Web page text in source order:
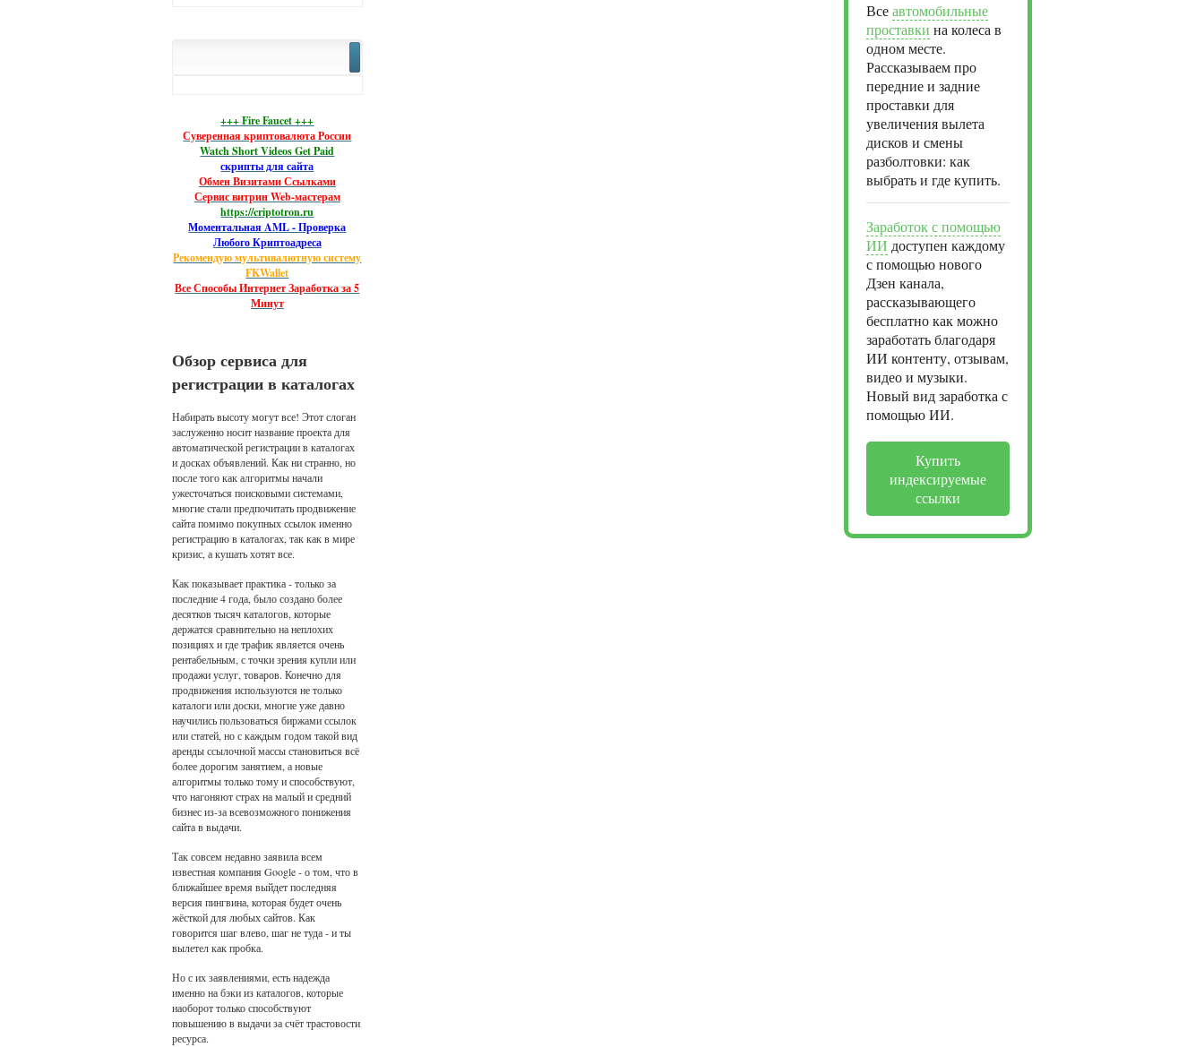
+++ Fire Faucet +++
Суверенная криптовалюта России
Watch Short Videos Get Paid
скрипты для сайта
Обмен Визитами Ссылками
Сервис витрин Web-мастерам
https://criptotron.ru
Моментальная AML - Проверка
Любого Криптоадреса
Рекомендую мультивалютную систему
FKWallet
Все Способы Интернет Заработка за 5
Минут
Обзор сервиса для
регистрации в каталогах
Набирать высоту могут все! Этот слоган
заслуженно носит название проекта для
автоматической регистрации в каталогах
и досках объявлений. Как ни странно, но
после того как алгоритмы начали
ужесточаться поисковыми системами,
многие стали предпочитать продвижение
сайта помимо покупных ссылок именно
регистрацию в каталогах, так как в мире
кризис, а кушать хотят все.
Как показывает практика - только за
последние 4 года, было создано более
десятков тысяч каталогов, которые
держатся сравнительно на неплохих
позициях и где трафик является очень
рентабельным, с точки зрения купли или
продажи услуг, товаров. Конечно для
продвижения используются не только
каталоги или доски, многие уже давно
научились пользоваться биржами ссылок
или статей, но с каждым годом такой вид
аренды ссылочной массы становиться всё
более дорогим занятием, а новые
алгоритмы только тому и способствуют,
что нагоняют страх на малый и средний
бизнес из-за всевозможного понижения
сайта в выдачи.
Так совсем недавно заявила всем
известная компания Google - о том, что в
ближайшее время выйдет последняя
версия пингвина, которая будет очень
жёсткой для любых сайтов. Как
говорится шаг влево, шаг не туда - и ты
вылетел как пробка.
Но с их заявлениями, есть надежда
именно на бэки из каталогов, которые
наоборот только способствуют
повышению в выдачи за счёт трастовости
ресурса.
Всеавтомобильные
проставки на колеса в
одном месте.
Рассказываем про
передние и задние
проставки для
увеличения вылета
дисков и смены
разболтовки: как
выбрать и где купить.
Заработок с помощью
ИИ доступен каждому
с помощью нового
Дзен канала,
рассказывающего
бесплатно как можно
заработать благодаря
ИИ контенту, отзывам,
видео и музыки.
Новый вид заработка с
помощью ИИ.
Купить
индексируемые
ссылки